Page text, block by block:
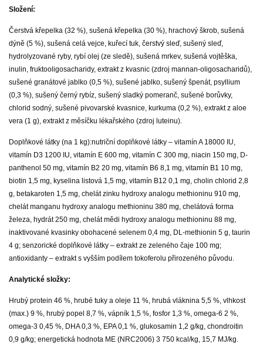
Složení:
Čerstvá křepelka (32 %), sušená křepelka (30 %), hrachový škrob, sušená
dýně (5 %), sušená celá vejce, kuřecí tuk, čerstvý sleď, sušený sleď,
hydrolyzované ryby, rybí olej (ze sledě), sušená mrkev, sušená vojtěška,
inulin, fruktooligosacharidy, extrakt z kvasnic (zdroj mannan-oligosacharidů),
sušené granátové jablko (0,5 %), sušené jablko, sušený špenát, psyllium
(0,3 %), sušený černý rybíz, sušený sladký pomeranč, sušené borůvky,
chlorid sodný, sušené pivovarské kvasnice, kurkuma (0,2 %), extrakt z aloe
vera (1 g), extrakt z měsíčku lékařského (zdroj luteinu).
Doplňkové látky (na 1 kg):nutriční doplňkové látky – vitamín A 18000 IU,
vitamín D3 1200 IU, vitamín E 600 mg, vitamín C 300 mg, niacin 150 mg, D-
panthenol 50 mg, vitamín B2 20 mg, vitamín B6 8,1 mg, vitamín B1 10 mg,
biotin 1,5 mg, kyselina listová 1,5 mg, vitamín B12 0,1 mg, cholin chlorid 2,8
g, betakaroten 1,5 mg, chelát zinku hydroxy analogu methioninu 910 mg,
chelát manganu hydroxy analogu methioninu 380 mg, chelátová forma
železa, hydrát 250 mg, chelát mědi hydroxy analogu methioninu 88 mg,
inaktivované kvasinky obohacené selenem 0,4 mg, DL-methionin 5 g, taurin
4 g; senzorické doplňkové látky – extrakt ze zeleného čaje 100 mg;
antioxidanty – extrakt s vyšším podílem tokoferolu přirozeného původu.
Analytické složky:
Hrubý protein 46 %, hrubé tuky a oleje 11 %, hrubá vláknina 5,5 %, vlhkost
(max.) 9 %, hrubý popel 8,7 %, vápník 1,5 %, fosfor 1,3 %, omega-6 2 %,
omega-3 0,45 %, DHA 0,3 %, EPA 0,1 %, glukosamin 1,2 g/kg, chondroitin
0,9 g/kg; energetická hodnota ME (NRC2006) 3 750 kcal/kg, 15,7 MJ/kg.